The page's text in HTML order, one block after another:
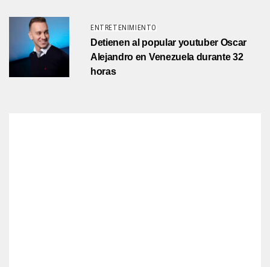
ENTRETENIMIENTO
Detienen al popular youtuber Oscar
Alejandro en Venezuela durante 32
horas